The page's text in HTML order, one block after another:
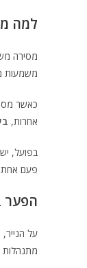
למה
מסירה
משמעות
כאשר
אחרות,
בפועל,
פעם אחת
הפער
על
מתנהלות